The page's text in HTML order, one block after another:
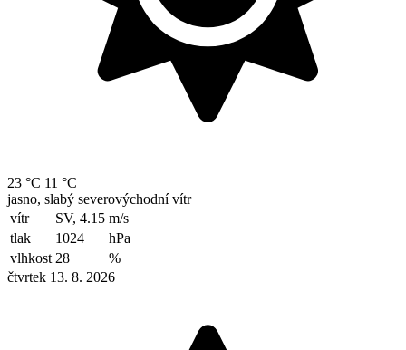
23 °C 11 °C
jasno, slabý severovýchodní vítr
vítr
SV, 4.15 m/s
tlak
1024
hPa
vlhkost 28
%
čtvrtek 13. 8. 2026